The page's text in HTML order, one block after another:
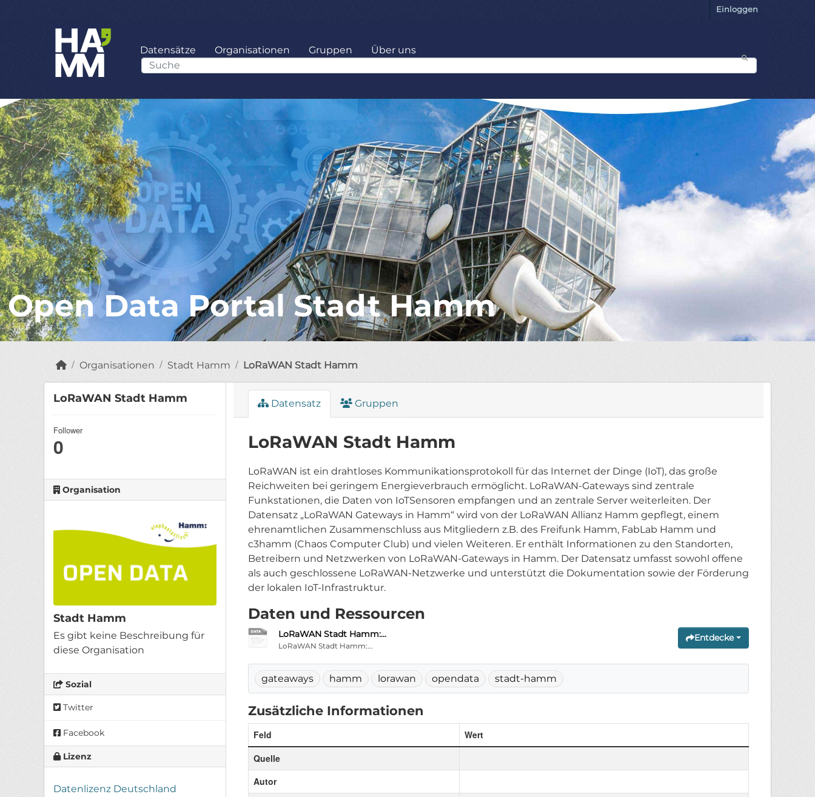
Einloggen
Datensätze Organisationen Gruppen Über uns
Open Data Portal Stadt Hamm
Organisationen Stadt Hamm LoRaWAN Stadt Hamm
LoRaWAN Stadt Hamm
Follower
0
Organisation
Stadt Hamm
Es gibt keine Beschreibung für
diese Organisation
Sozial
Twitter
Facebook
Lizenz
Datenlizenz Deutschland
Datensatz Gruppen
LoRaWAN Stadt Hamm
LoRaWAN ist ein drahtloses Kommunikationsprotokoll für das Internet der Dinge (IoT), das große
Reichweiten bei geringem Energieverbrauch ermöglicht. LoRaWAN-Gateways sind zentrale
Funkstationen, die Daten von IoTSensoren empfangen und an zentrale Server weiterleiten. Der
Datensatz „LoRaWAN Gateways in Hamm“ wird von der LoRaWAN Allianz Hamm gepflegt, einem
ehrenamtlichen Zusammenschluss aus Mitgliedern z.B. des Freifunk Hamm, FabLab Hamm und
c3hamm (Chaos Computer Club) und vielen Weiteren. Er enthält Informationen zu den Standorten,
Betreibern und Netzwerken von LoRaWAN-Gateways in Hamm. Der Datensatz umfasst sowohl offene
als auch geschlossene LoRaWAN-Netzwerke und unterstützt die Dokumentation sowie der Förderung
der lokalen IoT-Infrastruktur.
Daten und Ressourcen
LoRaWAN Stadt Hamm:...
LoRaWAN Stadt Hamm:...
Entdecke
gateaways hamm lorawan opendata stadt-hamm
Zusätzliche Informationen
Feld
Wert
Quelle
Autor